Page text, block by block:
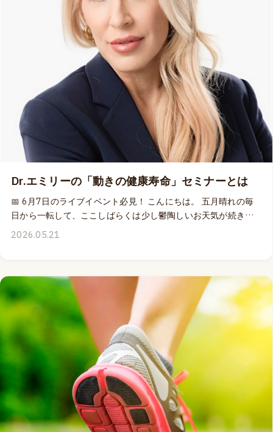
ク・アーチ：足底腱膜がいかにスピード、安定性、パワーを生
み出すのか」 では、足底腱膜を単なる解剖学的構造としてでは
なく、身体のバネと感覚システムの両面から深く掘り下げてい
きます。 ライブ参加者は 🎓 NSCA：0.4CEU（A） 🎓 JATI：2
単位 の継続教育単位取得対象です。 もちろん、MOVEPROウェ
ビナーには収録ビデオが含まれていますので、ライブ参加でき
ない方も安心してお申し込みいただけます。📹 そして現在、 ⚡
6月「アスレチック・アーチ：足底腱膜がいかにスピード、安定
性、パワーを生み出すのか」 ⚡ 9月「アーチへの過負荷：足底腱
膜炎はなぜ起こるのか — その原因と解決策」 の両方をお申し込
みいただくと、お好きな色の「ナボソニューロボール」を1個無
料でプレゼントしています。🎁 この特別キャンペーンは6月7日
（日）23:59まで。 Dr.エミリーから足底腱膜について体系的に
学べるこの機会を、どうぞお見逃しなく。 👉 Dr.エミリーのイ
ベント詳細はこちら
Dr.エミリーの「動きの健康寿命」セミナーとは
📅 6月7日のライブイベント必見！ こんにちは。 五月晴れの毎
日から一転して、ここしばらくは少し鬱陶しいお天気が続きそ
うですね。こんな天候の時にも動くことを楽しむ習慣は常に大
は、4名の素晴らしいプレゼンターによるセミナーを提供しま
す。トップバッターはDr.エミリー・スプリカル 🎓 エミリーは会
場登壇ではなく、オンライン登壇となりますが、75分間の時間
枠の中で、「ムーブメント・ロンジェビティ（動きの健康寿
命）」という概念を掘り下げます。これは、生涯を通じて可動
性、安定性、自信、そして自立性を維持する能力のことです。
受講者の皆さんは、なぜ「運動の量」だけでなく「運動の質」
が、健康的なエイジングにおいて最も見落とされがちな柱の一
つであるのかを学びます 🧠 寿命を伸ばすだけでなく、健康寿命
を最大化するための、新しい処方箋を科学と実践の両面から学
ぶチャンスです。 このセミナーはビデオ収録をいたしません。
2026.05.21